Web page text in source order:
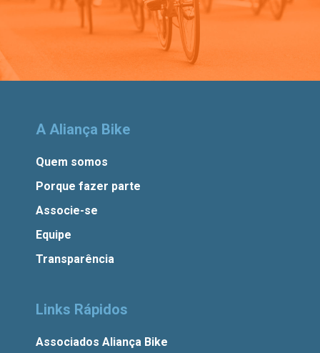
A Aliança Bike
Quem somos
Porque fazer parte
Associe-se
Equipe
Transparência
Links Rápidos
Associados Aliança Bike